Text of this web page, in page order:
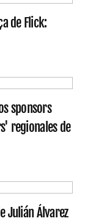
de Flick:
sponsors
regionales de
Julián Álvarez